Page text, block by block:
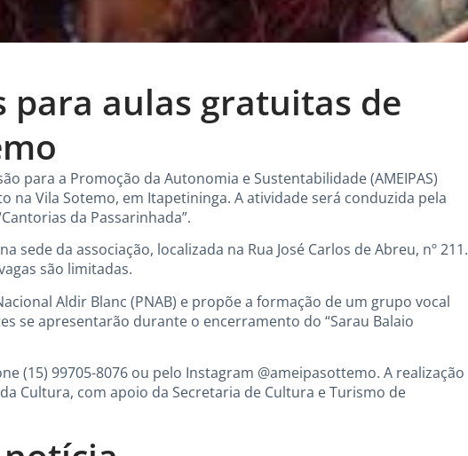
para aulas gratuitas de
para a Promoção da Autonomia e Sustentabilidade (AMEIPAS)
na Vila Sotemo, em Itapetininga. A atividade será conduzida pela
da Passarinhada”.
sede da associação, localizada na Rua José Carlos de Abreu, nº 211.
são limitadas.
Aldir Blanc (PNAB) e propõe a formação de um grupo vocal
se apresentarão durante o encerramento do “Sarau Balaio
(15) 99705-8076 ou pelo Instagram @ameipasottemo. A realização
Cultura, com apoio da Secretaria de Cultura e Turismo de